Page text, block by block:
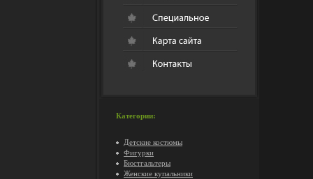
Категории:
Детские костюмы
Фигурки
Бюстгальтеры
Женские купальники